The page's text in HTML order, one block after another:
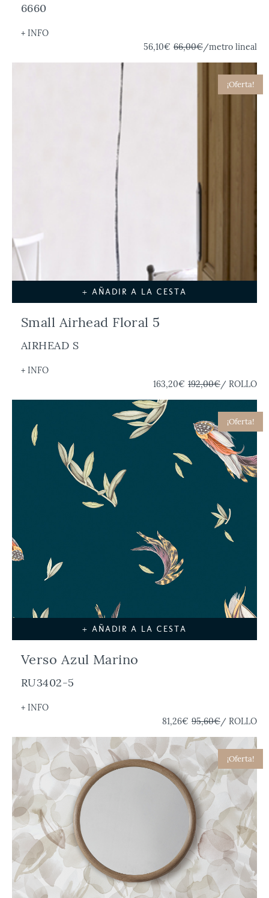
6660
+ INFO
56,10€ 66,00€/metro lineal
¡Oferta!
+ AÑADIR A LA CESTA
Small Airhead Floral 5
AIRHEAD S
+ INFO
163,20€ 192,00€/ ROLLO
¡Oferta!
+ AÑADIR A LA CESTA
Verso Azul Marino
RU3402-5
+ INFO
81,26€ 95,60€/ ROLLO
¡Oferta!